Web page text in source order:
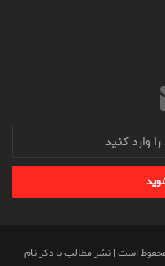
است | نشر مطالب با ذکر نام